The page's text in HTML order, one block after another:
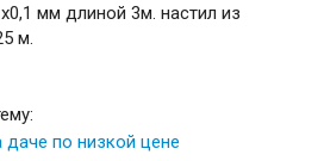
мм длиной 3м. настил из
м.
по низкой цене